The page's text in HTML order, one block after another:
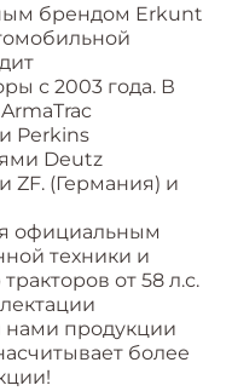
брендом Erkunt
с 2003 года. В
Perkins
Deutz
ZF. (Германия) и
официальным
техники и
от 58 л.с.
нами продукции
более